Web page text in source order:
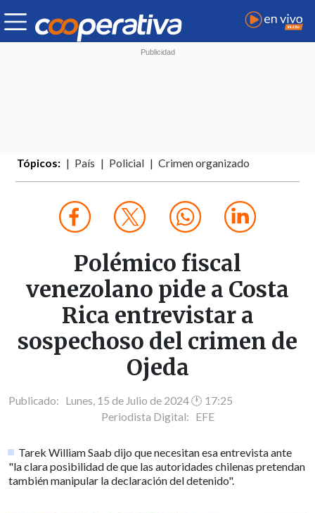
Tópicos: País Policial Crimen organizado
Polémico fiscal
venezolano pide a Costa
Rica entrevistar a
sospechoso del crimen de
Ojeda
Publicado: Lunes, 15 de Julio de 2024 🕐 17:25
Periodista Digital: EFE
Tarek William Saab dijo que necesitan esa entrevista ante
"la clara posibilidad de que las autoridades chilenas pretendan
también manipular la declaración del detenido".